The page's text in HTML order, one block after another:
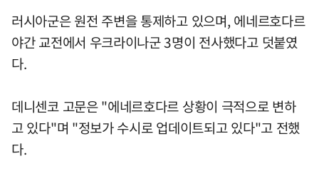
러시아군은 원전 주변을 통제하고 있으며, 에네르호다르
야간 교전에서 우크라이나군 3명이 전사했다고 덧붙였
다.
데니센코 고문은 "에네르호다르 상황이 극적으로 변하
고 있다"며 "정보가 수시로 업데이트되고 있다"고 전했
다.